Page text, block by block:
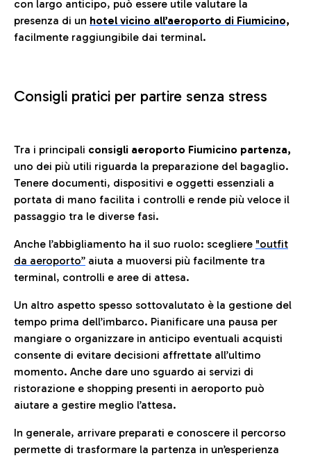
con largo anticipo, può essere utile valutare la
presenza di un hotel vicino all’aeroporto di Fiumicino,
facilmente raggiungibile dai terminal.
Consigli pratici per partire senza stress
Tra i principali consigli aeroporto Fiumicino partenza,
uno dei più utili riguarda la preparazione del bagaglio.
Tenere documenti, dispositivi e oggetti essenziali a
portata di mano facilita i controlli e rende più veloce il
passaggio tra le diverse fasi.
Anche l’abbigliamento ha il suo ruolo: scegliere "outfit
da aeroporto” aiuta a muoversi più facilmente tra
terminal, controlli e aree di attesa.
Un altro aspetto spesso sottovalutato è la gestione del
tempo prima dell’imbarco. Pianificare una pausa per
mangiare o organizzare in anticipo eventuali acquisti
consente di evitare decisioni affrettate all’ultimo
momento. Anche dare uno sguardo ai servizi di
ristorazione e shopping presenti in aeroporto può
aiutare a gestire meglio l’attesa.
In generale, arrivare preparati e conoscere il percorso
permette di trasformare la partenza in un’esperienza